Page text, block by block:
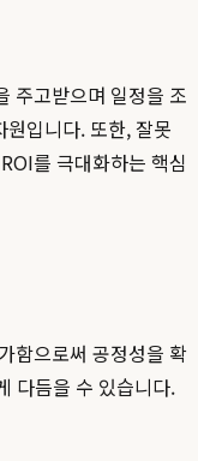
주고받으며 일정을 조
입니다. 또한, 잘못
를 극대화하는 핵심
함으로써 공정성을 확
다듬을 수 있습니다.